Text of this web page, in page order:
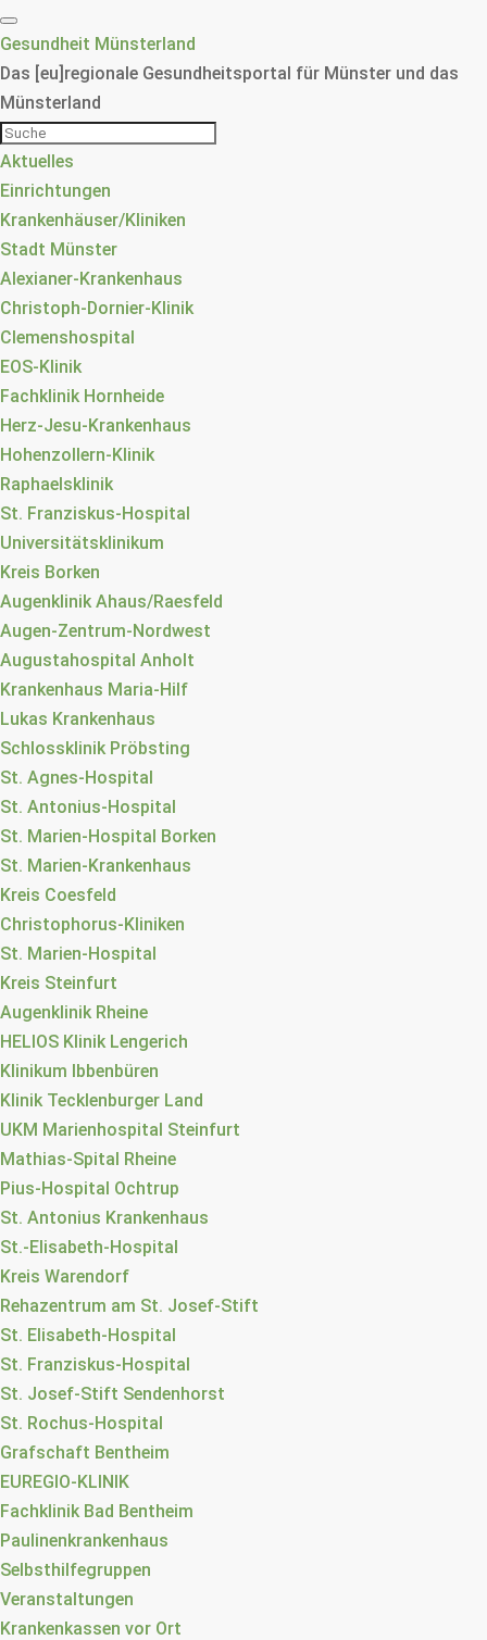
Gesundheit Münsterland
Das [eu]regionale Gesundheitsportal für Münster und das
Münsterland
Aktuelles
Einrichtungen
Krankenhäuser/Kliniken
Stadt Münster
Alexianer-Krankenhaus
Christoph-Dornier-Klinik
Clemenshospital
EOS-Klinik
Fachklinik Hornheide
Herz-Jesu-Krankenhaus
Hohenzollern-Klinik
Raphaelsklinik
St. Franziskus-Hospital
Universitätsklinikum
Kreis Borken
Augenklinik Ahaus/Raesfeld
Augen-Zentrum-Nordwest
Augustahospital Anholt
Krankenhaus Maria-Hilf
Lukas Krankenhaus
Schlossklinik Pröbsting
St. Agnes-Hospital
St. Antonius-Hospital
St. Marien-Hospital Borken
St. Marien-Krankenhaus
Kreis Coesfeld
Christophorus-Kliniken
St. Marien-Hospital
Kreis Steinfurt
Augenklinik Rheine
HELIOS Klinik Lengerich
Klinikum Ibbenbüren
Klinik Tecklenburger Land
UKM Marienhospital Steinfurt
Mathias-Spital Rheine
Pius-Hospital Ochtrup
St. Antonius Krankenhaus
St.-Elisabeth-Hospital
Kreis Warendorf
Rehazentrum am St. Josef-Stift
St. Elisabeth-Hospital
St. Franziskus-Hospital
St. Josef-Stift Sendenhorst
St. Rochus-Hospital
Grafschaft Bentheim
EUREGIO-KLINIK
Fachklinik Bad Bentheim
Paulinenkrankenhaus
Selbsthilfegruppen
Veranstaltungen
Krankenkassen vor Ort